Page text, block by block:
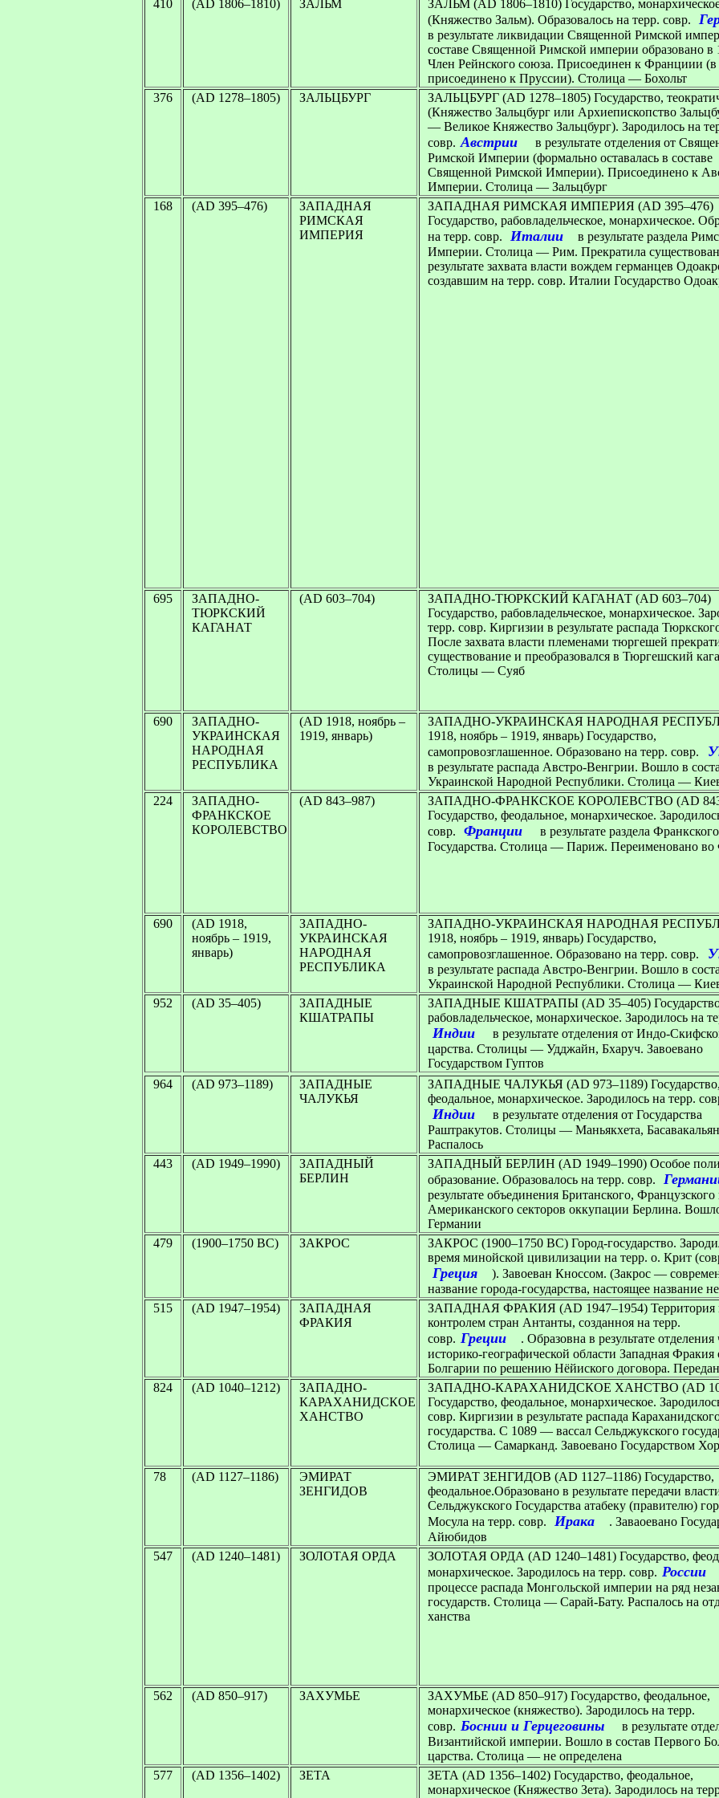
410 (AD 1806–1810) ЗАЛЬМ ЗАЛЬМ (AD 1806–1810) Государство,
(Княжество Зальм). Образовалось на терр. совр.
в результате ликвидации Священной Римской
составе Священной Римской империи образовано в
Член Рейнского союза. Присоединен к Франциии (в
присоединено к Пруссии). Столица — Бохольт
376
(AD 1278–1805) ЗАЛЬЦБУРГ ЗАЛЬЦБУРГ (AD 1278–1805) Государство,
(Княжество Зальцбург или Архиепископство
— Великое Княжество Зальцбург). Зародилось на
совр. Австрии
в результате отделения от
Римской Империи (формально оставалась в составе
Священной Римской Империи). Присоединено к
Империи. Столица — Зальцбург
168
(AD 395–476)
ЗАПАДНАЯ
РИМСКАЯ
ИМПЕРИЯ
ЗАПАДНАЯ РИМСКАЯ ИМПЕРИЯ (AD 395–476)
Государство, рабовладельческое, монархическое.
на терр. совр.
Италии
в результате раздела
Империи. Столица — Рим. Прекратила
результате захвата власти вождем германцев
создавшим на терр. совр. Италии Государство
695
ЗАПАДНО-
ТЮРКСКИЙ
КАГАНАТ
(AD 603–704)
ЗАПАДНО-ТЮРКСКИЙ КАГАНАТ (AD 603–704)
Государство, рабовладельческое, монархическое.
терр. совр. Киргизии в результате распада
После захвата власти племенами тюргешей
существование и преобразовался в Тюргешский
Столицы — Суяб
690
ЗАПАДНО-
УКРАИНСКАЯ
НАРОДНАЯ
РЕСПУБЛИКА
(AD 1918, ноябрь –
1919, январь)
ЗАПАДНО-УКРАИНСКАЯ НАРОДНАЯ
1918, ноябрь – 1919, январь) Государство,
самопровозглашенное. Образовано на терр. совр.
в результате распада Австро-Венгрии. Вошло в
Украинской Народной Республики. Столица —
224
ЗАПАДНО-
ФРАНКСКОЕ
КОРОЛЕВСТВО
(AD 843–987)
ЗАПАДНО-ФРАНКСКОЕ КОРОЛЕВСТВО (AD
Государство, феодальное, монархическое.
совр.
Франции
в результате раздела Франкского
Государства. Столица — Париж. Переименовано
690
(AD 1918,
ноябрь – 1919,
январь)
ЗАПАДНО-
УКРАИНСКАЯ
НАРОДНАЯ
РЕСПУБЛИКА
ЗАПАДНО-УКРАИНСКАЯ НАРОДНАЯ
1918, ноябрь – 1919, январь) Государство,
самопровозглашенное. Образовано на терр. совр.
в результате распада Австро-Венгрии. Вошло в
Украинской Народной Республики. Столица —
952
(AD 35–405)
ЗАПАДНЫЕ
КШАТРАПЫ
ЗАПАДНЫЕ КШАТРАПЫ (AD 35–405)
рабовладельческое, монархическое. Зародилось на
Индии
в результате отделения от Индо-
царства. Столицы — Удджайн, Бхаруч. Завоевано
Государством Гуптов
964
(AD 973–1189)
ЗАПАДНЫЕ
ЧАЛУКЬЯ
ЗАПАДНЫЕ ЧАЛУКЬЯ (AD 973–1189)
феодальное, монархическое. Зародилось на терр.
Индии
в результате отделения от Государства
Раштракутов. Столицы — Маньякхета,
Распалось
443
(AD 1949–1990)
ЗАПАДНЫЙ
БЕРЛИН
ЗАПАДНЫЙ БЕРЛИН (AD 1949–1990) Особое
образование. Образовалось на терр. совр.
результате объединения Британского, Французского
Американского секторов оккупации Берлина.
Германии
479
(1900–1750 BC) ЗАКРОС ЗАКРОС (1900–1750 BC) Город-государство.
время минойской цивилизации на терр. о. Крит
Греция
). Завоеван Кноссом. (Закрос —
название города-государства, настоящее название
515
(AD 1947–1954)
ЗАПАДНАЯ
ФРАКИЯ
ЗАПАДНАЯ ФРАКИЯ (AD 1947–1954) Территория
контролем стран Антанты, созданноя на терр.
совр. Греции
. Образовна в результате отделения
историко-географической области Западная Фракия
Болгарии по решению Нёйиского договора.
824
(AD 1040–1212)
ЗАПАДНО-
КАРАХАНИДСКОЕ
ХАНСТВО
ЗАПАДНО-КАРАХАНИДСКОЕ ХАНСТВО (AD
Государство, феодальное, монархическое.
совр. Киргизии в результате распада
государства. С 1089 — вассал Сельджукского
Столица — Самарканд. Завоевано Государством
78 (AD 1127–1186)
ЭМИРАТ
ЗЕНГИДОВ
ЭМИРАТ ЗЕНГИДОВ (AD 1127–1186) Государство,
феодальное.Образовано в результате передачи
Сельджукского Государства атабеку (правителю)
Мосула на терр. совр.
Ирака
. Заваоевано
Айюбидов
547
(AD 1240–1481) ЗОЛОТАЯ ОРДА ЗОЛОТАЯ ОРДА (AD 1240–1481) Государство,
монархическое. Зародилось на терр. совр. России
процессе распада Монгольской империи на ряд
государств. Столица — Сарай-Бату. Распалось на
ханства
562 (AD 850–917) ЗАХУМЬЕ ЗАХУМЬЕ (AD 850–917) Государство, феодальное,
монархическое (княжество). Зародилось на терр.
совр. Боснии и Герцеговины
в результате
Византийской империи. Вошло в состав Первого
царства. Столица — не определена
577
(AD 1356–1402) ЗЕТА ЗЕТА (AD 1356–1402) Государство, феодальное,
монархическое (Княжество Зета). Зародилось на